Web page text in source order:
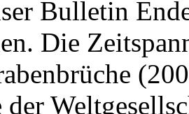
Bulletin
Die
der